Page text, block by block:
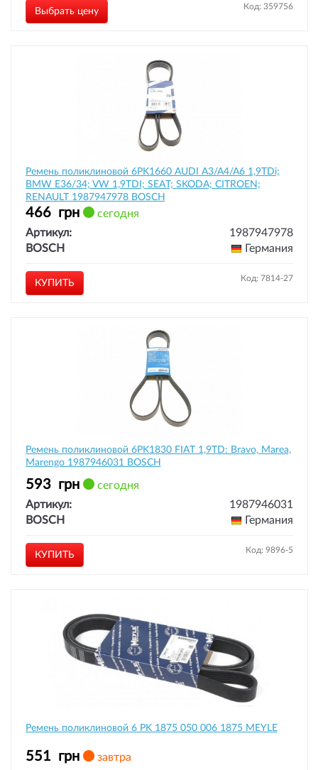
Выбрать цену Код: 359756
Ремень поликлиновой 6PK1660 AUDI A3/A4/A6 1,9TDi;
BMW E36/34; VW 1,9TDI; SEAT; SKODA; CITROEN;
RENAULT 1987947978 BOSCH
466 грн
сегодня
Артикул:
1987947978
BOSCH
Германия
КУПИТЬ Код: 7814-27
Ремень поликлиновой 6PK1830 FIAT 1,9TD: Bravo, Marea,
Marengo 1987946031 BOSCH
593 грн
сегодня
Артикул:
1987946031
BOSCH
Германия
КУПИТЬ Код: 9896-5
Ремень поликлиновой 6 PK 1875 050 006 1875 MEYLE
551 грн
завтра